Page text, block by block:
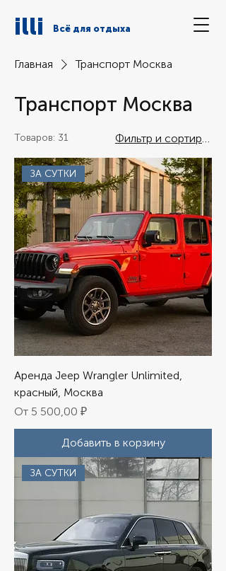
Всё для отдыха
illi
Главная Транспорт Москва
Транспорт Москва
Товаров: 31 Фильтр и сортировка
ЗА СУТКИ
Аренда Jeep Wrangler Unlimited,
красный, Москва
От 5 500,00 ₽
Цена со скидкой
Добавить в корзину
ЗА СУТКИ